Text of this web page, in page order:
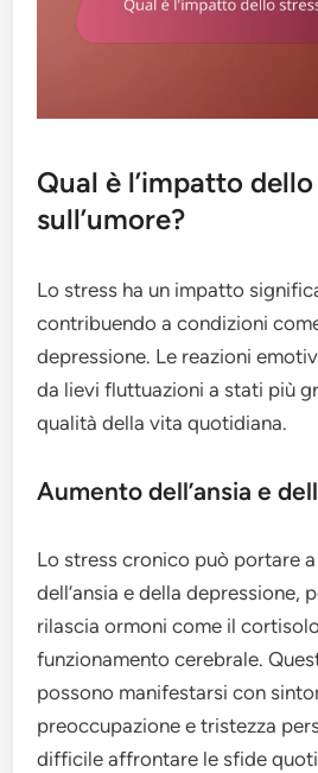
Qual è l’impatto
sull’umore?
Lo stress ha un impatto
contribuendo a condizioni
depressione. Le reazioni
da lievi fluttuazioni a stati più
qualità della vita quotidiana.
Aumento dell’ansia e
Lo stress cronico può portare
dell’ansia e della depressione,
rilascia ormoni come il
funzionamento cerebrale.
possono manifestarsi con
preoccupazione e tristezza
difficile affrontare le sfide